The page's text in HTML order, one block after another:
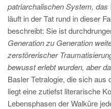
patriarchalischen System, das
läuft in der Tat rund in dieser
beschreibt: Sie ist
Generation zu Generation
zerstörerischer
bewusst erlebt wurden, aber
Basler Tetralogie, die sich aus
liegt eine zutiefst literarische
Lebensphasen der Walküre